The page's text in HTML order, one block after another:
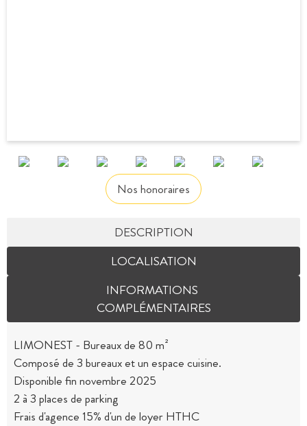
Nos honoraires
DESCRIPTION
LOCALISATION
INFORMATIONS
COMPLÉMENTAIRES
LIMONEST - Bureaux de 80 m²
Composé de 3 bureaux et un espace cuisine.
Disponible fin novembre 2025
2 à 3 places de parking
Frais d'agence 15% d'un de loyer HTHC